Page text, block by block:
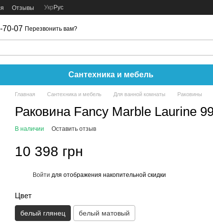
Отзывы Укр Рус
70-07 Перезвонить вам?
Сантехника и мебель
Главная Сантехника и мебель Для ванной комнаты Раковины
Раковина Fancy Marble Laurine
В наличии Оставить отзыв
10 398 грн
Войти для отображения накопительной скидки
Цвет
белый глянец белый матовый